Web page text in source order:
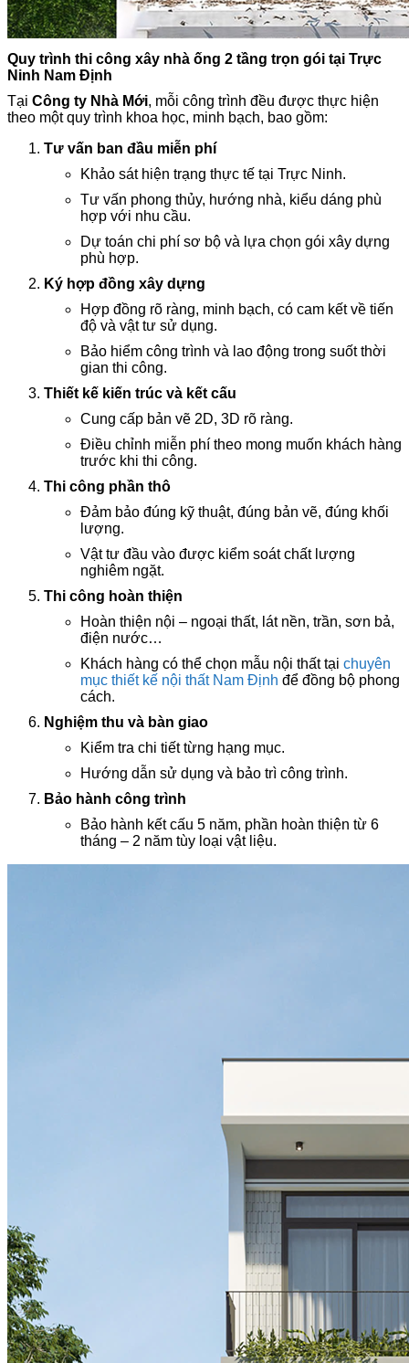
Quy trình thi công xây nhà ống 2 tầng trọn gói tại Trực
Ninh Nam Định
Tại Công ty Nhà Mới, mỗi công trình đều được thực hiện
theo một quy trình khoa học, minh bạch, bao gồm:
Tư vấn ban đầu miễn phí
Khảo sát hiện trạng thực tế tại Trực Ninh.
Tư vấn phong thủy, hướng nhà, kiểu dáng phù
hợp với nhu cầu.
Dự toán chi phí sơ bộ và lựa chọn gói xây dựng
phù hợp.
Ký hợp đồng xây dựng
Hợp đồng rõ ràng, minh bạch, có cam kết về tiến
độ và vật tư sử dụng.
Bảo hiểm công trình và lao động trong suốt thời
gian thi công.
Thiết kế kiến trúc và kết cấu
Cung cấp bản vẽ 2D, 3D rõ ràng.
Điều chỉnh miễn phí theo mong muốn khách hàng
trước khi thi công.
Thi công phần thô
Đảm bảo đúng kỹ thuật, đúng bản vẽ, đúng khối
lượng.
Vật tư đầu vào được kiểm soát chất lượng
nghiêm ngặt.
Thi công hoàn thiện
Hoàn thiện nội – ngoại thất, lát nền, trần, sơn bả,
điện nước…
Khách hàng có thể chọn mẫu nội thất tại chuyên
mục thiết kế nội thất Nam Định để đồng bộ phong
cách.
Nghiệm thu và bàn giao
Kiểm tra chi tiết từng hạng mục.
Hướng dẫn sử dụng và bảo trì công trình.
Bảo hành công trình
Bảo hành kết cấu 5 năm, phần hoàn thiện từ 6
tháng – 2 năm tùy loại vật liệu.